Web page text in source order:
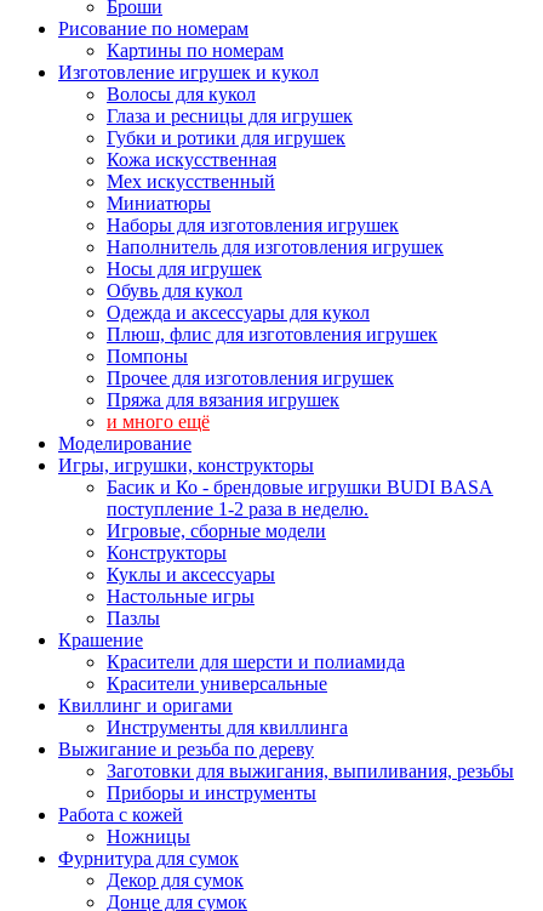
Броши
Рисование по номерам
Картины по номерам
Изготовление игрушек и кукол
Волосы для кукол
Глаза и ресницы для игрушек
Губки и ротики для игрушек
Кожа искусственная
Мех искусственный
Миниатюры
Наборы для изготовления игрушек
Наполнитель для изготовления игрушек
Носы для игрушек
Обувь для кукол
Одежда и аксессуары для кукол
Плюш, флис для изготовления игрушек
Помпоны
Прочее для изготовления игрушек
Пряжа для вязания игрушек
и много ещё
Моделирование
Игры, игрушки, конструкторы
Басик и Ко - брендовые игрушки BUDI BASA
поступление 1-2 раза в неделю.
Игровые, сборные модели
Конструкторы
Куклы и аксессуары
Настольные игры
Пазлы
Крашение
Красители для шерсти и полиамида
Красители универсальные
Квиллинг и оригами
Инструменты для квиллинга
Выжигание и резьба по дереву
Заготовки для выжигания, выпиливания, резьбы
Приборы и инструменты
Работа с кожей
Ножницы
Фурнитура для сумок
Декор для сумок
Донце для сумок